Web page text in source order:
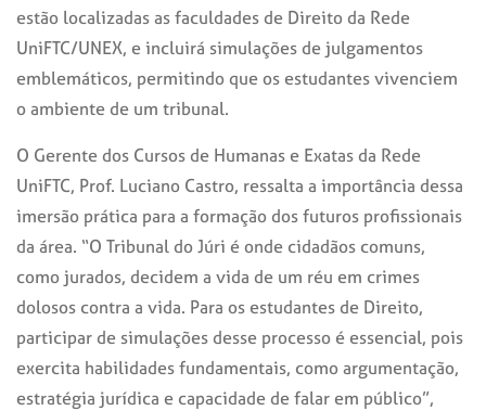
estão localizadas as faculdades de Direito da Rede
UniFTC/UNEX, e incluirá simulações de julgamentos
emblemáticos, permitindo que os estudantes vivenciem
o ambiente de um tribunal.
O Gerente dos Cursos de Humanas e Exatas da Rede
UniFTC, Prof. Luciano Castro, ressalta a importância dessa
imersão prática para a formação dos futuros profissionais
da área. “O Tribunal do Júri é onde cidadãos comuns,
como jurados, decidem a vida de um réu em crimes
dolosos contra a vida. Para os estudantes de Direito,
participar de simulações desse processo é essencial, pois
exercita habilidades fundamentais, como argumentação,
estratégia jurídica e capacidade de falar em público”,